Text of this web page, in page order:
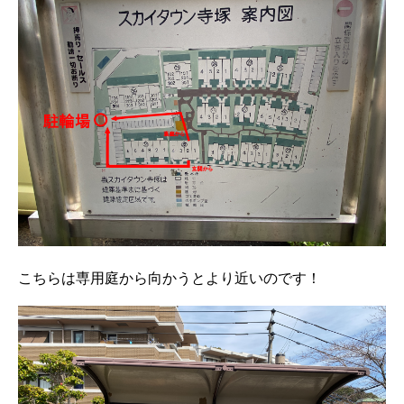
こちらは専用庭から向かうとより近いのです！